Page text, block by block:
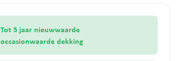
Tot 5 jaar nieuwwaarde
occasionwaarde dekking